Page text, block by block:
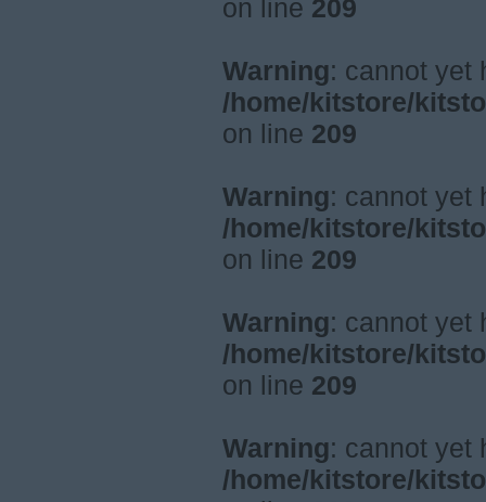
on line 209
Warning: cannot yet
/home/kitstore/
on line 209
Warning: cannot yet
/home/kitstore/
on line 209
Warning: cannot yet
/home/kitstore/
on line 209
Warning: cannot yet
/home/kitstore/